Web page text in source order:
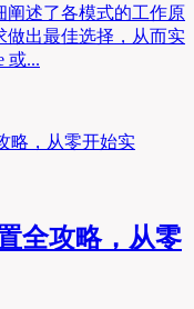
阐述了各模式的工作原
做出最佳选择，从而实
或...
全攻略，从零